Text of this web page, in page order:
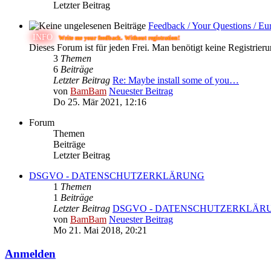
Letzter Beitrag
Feedback / Your Questions /
INFO Write me your feedback. Without registration!
Dieses Forum ist für jeden Frei. Man benötigt keine
3 Themen
6 Beiträge
Letzter Beitrag Re: Maybe install some of you…
von BamBam Neuester Beitrag
Do 25. Mär 2021, 12:16
Forum
Themen
Beiträge
Letzter Beitrag
DSGVO - DATENSCHUTZERKLÄRUNG
1 Themen
1 Beiträge
Letzter Beitrag DSGVO -
von BamBam Neuester Beitrag
Mo 21. Mai 2018, 20:21
Anmelden